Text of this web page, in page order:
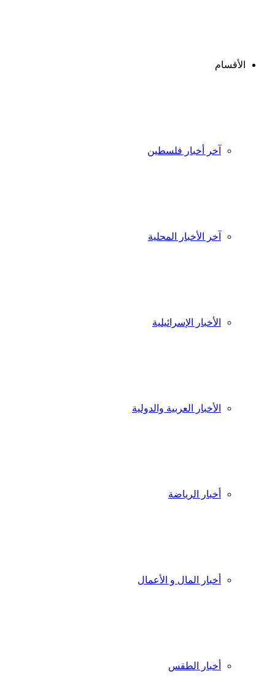
الأقسام
آخر أخبار فلسطين
آخر الأخبار المحلية
الأخبار الإسرائيلية
الأخبار العربية والدولية
أخبار الرياضة
أخبار المال و الأعمال
أخبار الطقس